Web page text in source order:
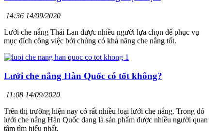
14:36 14/09/2020
Lưới che nắng Thái Lan được nhiều người lựa chọn để phục vụ
mục đích công việc bởi chúng có khả năng che nắng tốt.
Lưới che nắng Hàn Quốc có tốt không?
11:08 14/09/2020
Trên thị trường hiện nay có rất nhiều loại lưới che nắng. Trong đó
lưới che nắng Hàn Quốc đang là sản phẩm được nhiều người quan
tâm tìm hiểu nhất.